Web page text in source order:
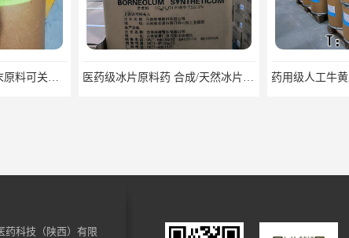
药用级人工牛黄原料药cp2025资质齐全
药科技（陕西）有限